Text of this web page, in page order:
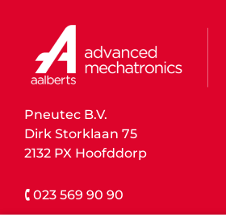
Pneutec B.V.
Dirk Storklaan 75
2132 PX Hoofddorp
🕻 023 569 90 90